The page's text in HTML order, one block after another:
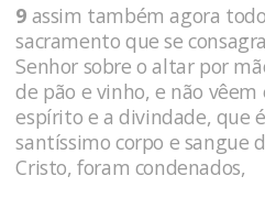
9 assim também agora
sacramento que se
Senhor sobre o altar por
de pão e vinho, e não vêem
espírito e a di­vindade, que
santíssimo corpo e sangue
Cristo, foram condenados,